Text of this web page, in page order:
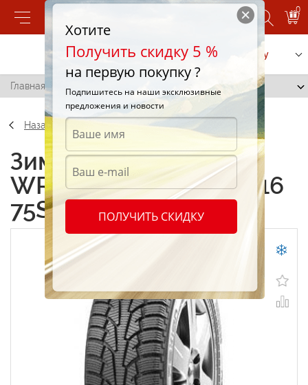
0
Позвонить Заказать услугу
Главная / Nokian WR C Cargo 205/75 R16 75S
Назад
Зимние шины Nokian
WR C Cargo 205/75 R16
75S
Хотите
Получить скидку 5 %
на первую покупку ?
Подпишитесь на наши эксклюзивные
предложения и новости
ПОЛУЧИТЬ СКИДКУ